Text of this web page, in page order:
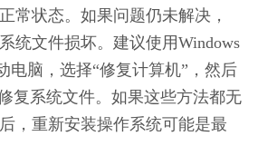
常状态。如果问题仍未解决，
统文件损坏。建议使用Windows
电脑，选择“修复计算机”，然后
复系统文件。如果这些方法都无
，重新安装操作系统可能是最